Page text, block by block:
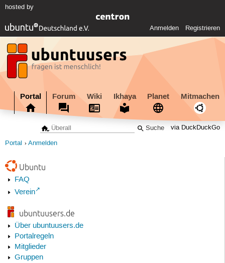
hosted by
Anmelden Registrieren
Portal Forum Wiki Ikhaya Planet Mitmachen
via DuckDuckGo
Portal Anmelden
Ubuntu
FAQ
Verein
ubuntuusers.de
Über ubuntuusers.de
Portalregeln
Mitglieder
Gruppen